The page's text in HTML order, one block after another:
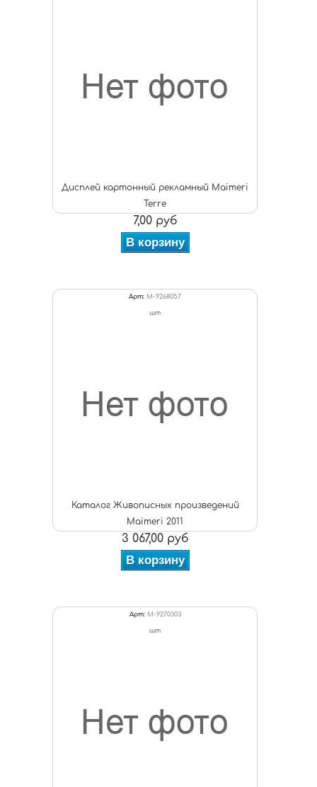
Дисплей картонный рекламный Maimeri
Terre
7,00 руб
В корзину
Арт: M-9268057
шт
Каталог Живописных произведений
Maimeri 2011
3 067,00 руб
В корзину
Арт: M-9270303
шт